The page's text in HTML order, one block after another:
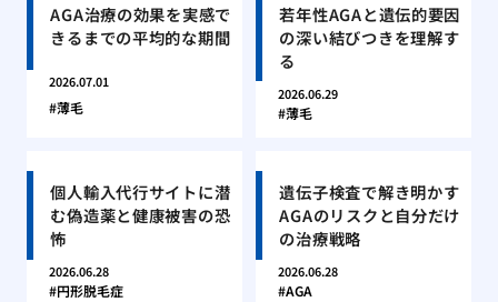
AGA治療の効果を実感で
きるまでの平均的な期間
2026.07.01
薄毛
若年性AGAと遺伝的要因
の深い結びつきを理解す
る
2026.06.29
薄毛
個人輸入代行サイトに潜
む偽造薬と健康被害の恐
怖
2026.06.28
円形脱毛症
遺伝子検査で解き明かす
AGAのリスクと自分だけ
の治療戦略
2026.06.28
AGA